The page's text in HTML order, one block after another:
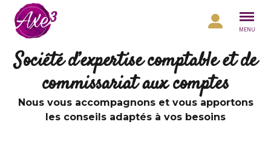
Aller au contenu
MENU
Société d’expertise comptable et de
commissariat aux comptes
Nous vous accompagnons et vous apportons
les conseils adaptés à vos besoins